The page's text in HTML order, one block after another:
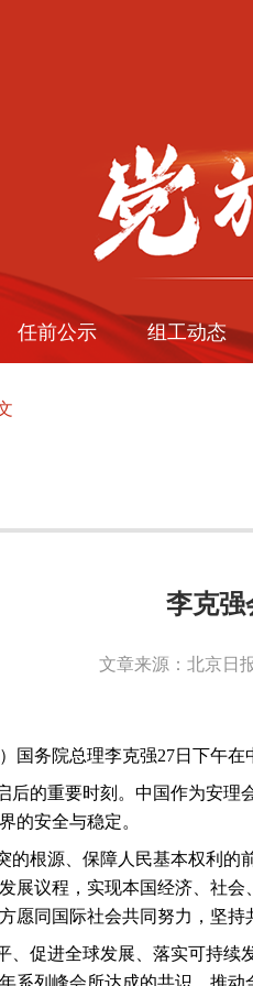
任前公示 组工动态
李克强
文章来源：北京
国务院总理李克强27日下午在
后的重要时刻。中国作为安
的安全与稳定。
的根源、保障人民基本权利
展议程，实现本国经济、社
愿同国际社会共同努力，坚
、促进全球发展、落实可持
系列峰会所达成的共识，推动